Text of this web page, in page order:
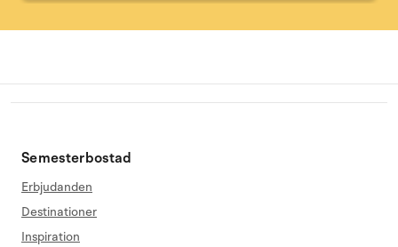
Semesterbostad
Erbjudanden
Destinationer
Inspiration